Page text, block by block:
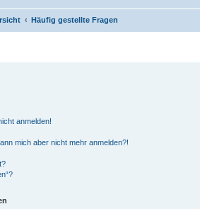
Häufig gestellte Fragen
anmelden!
mich aber nicht mehr anmelden?!